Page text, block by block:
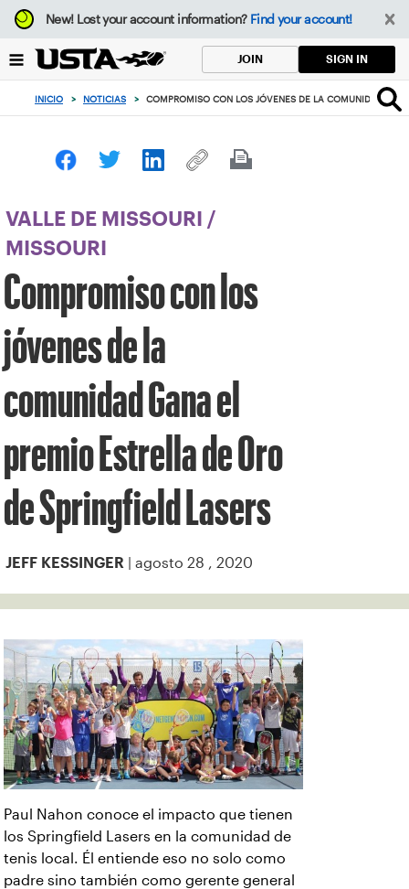
Enfoque
desde
botón
volver
principio
New!Lost your account information? Find your account!
JOIN SIGN IN
INICIO > NOTICIAS > COMPROMISO CON LOS JÓVENES DE LA COMUNIDAD
VALLE DE MISSOURI
/
MISSOURI
Compromiso con los
jóvenes de la
comunidad Gana el
premio Estrella de Oro
de Springfield Lasers
JEFF KESSINGER | agosto 28 , 2020
Paul Nahon conoce el impacto que tienen
los Springfield Lasers en la comunidad de
tenis local. Él entiende eso no solo como
padre sino también como gerente general